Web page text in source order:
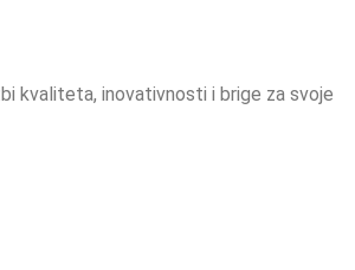
kvaliteta, inovativnosti i brige za svoje